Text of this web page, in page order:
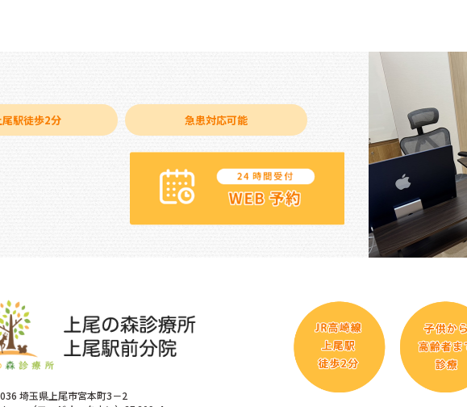
駅徒歩2分 急患対応可能
埼玉県上尾市宮本町3－2